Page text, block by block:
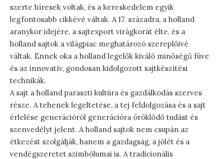
szerte híresek voltak, és a kereskedelem egyik
legfontosabb cikkévé váltak. A 17. századra, a holland
aranykor idejére, a sajtexport virágkorát élte, és a
holland sajtok a világpiac meghatározó szereplőivé
váltak. Ennek oka a holland legelők kiváló minőségű füve
és az innovatív, gondosan kidolgozott sajtkészítési
technikák.
A sajt a holland paraszti kultúra és gazdálkodás szerves
része. A tehenek legeltetése, a tej feldolgozása és a sajt
érlelése generációról generációra öröklődő tudást és
szenvedélyt jelent. A holland sajtok nem csupán az
étkezést szolgálják, hanem a gazdagság, a jólét és a
vendégszeretet szimbólumai is. A tradicionális